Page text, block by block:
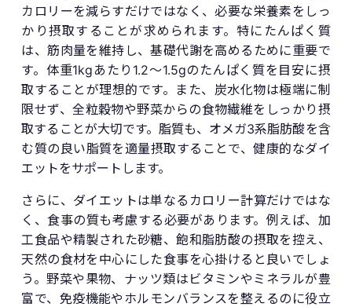
カロリーを減らすだけではなく、必要な栄養素をしっ
かり摂取することが求められます。特にたんぱく質
は、筋肉量を維持し、基礎代謝を高めるために重要で
す。体重1kgあたり1.2～1.5gのたんぱく質を目安に摂
取することが理想的です。また、炭水化物は極端に制
限せず、全粒穀物や野菜からの食物繊維をしっかり摂
取することが大切です。脂質も、オメガ3系脂肪酸を含
む質の良い脂質を適量摂取することで、健康的なダイ
エットをサポートします。
さらに、ダイエットは単なるカロリー計算だけではな
く、食事の質も考慮する必要があります。例えば、加
工食品や精製された砂糖、飽和脂肪酸の摂取を控え、
天然の食材を中心にした食事を心掛けると良いでしょ
う。野菜や果物、ナッツ類はビタミンやミネラルが豊
富で、免疫機能やホルモンバランスを整えるのに役立